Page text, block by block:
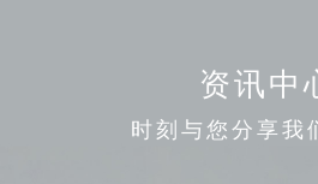
资讯中
时刻与您分享我